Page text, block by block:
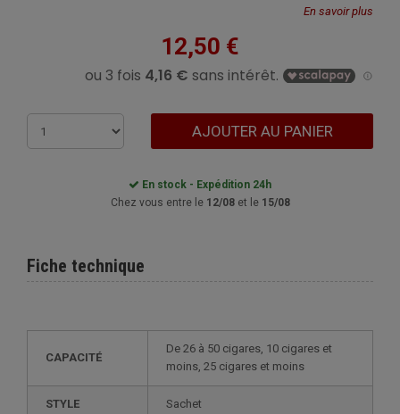
En savoir plus
12,50 €
AJOUTER AU PANIER
En stock - Expédition 24h
Chez vous entre le 12/08et le 15/08
Fiche technique
CAPACITÉ
de 26 à 50 cigares, 10 cigares et
moins, 25 cigares et moins
STYLE sachet